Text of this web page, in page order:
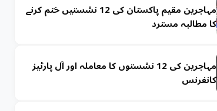
مہاجرین مقیم پاکستان کی 12 نشستیں ختم کرنے
کا مطالبہ مسترد
مہاجرین کی 12 نشستوں کا معاملہ اور آل پارٹیز
کانفرنس